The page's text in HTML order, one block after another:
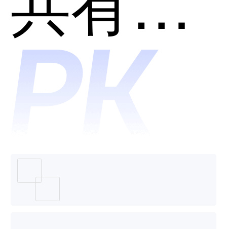
云管理
平台哪
理平台
(CMP)